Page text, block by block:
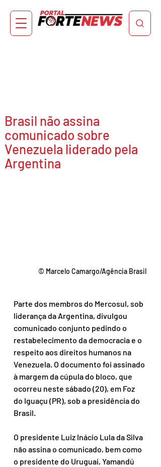
Brasil não assina
comunicado sobre
Venezuela liderado pela
Argentina
© Marcelo Camargo/Agência Brasil
Parte dos membros do Mercosul, sob
liderança da Argentina, divulgou
comunicado conjunto pedindo o
restabelecimento da democracia e o
respeito aos direitos humanos na
Venezuela. O documento foi assinado
à margem da cúpula do bloco, que
ocorreu neste sábado (20), em Foz
do Iguaçu (PR), sob a presidência do
Brasil.
O presidente Luiz Inácio Lula da Silva
não assina o comunicado, bem como
o presidente do Uruguai, Yamandú